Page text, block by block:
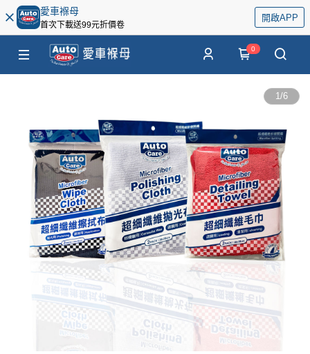
愛車褓母
首次下載送99元折價卷
開啟APP
0
1/6